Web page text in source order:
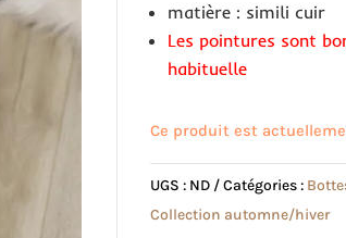
matière : simili cuir
Les pointures sont
habituelle
Ce produit est
UGS : ND Catégories :
Collection automne/hiver